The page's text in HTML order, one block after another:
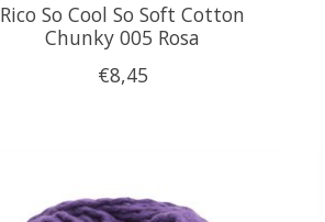
Rico So Cool So Soft Cotton
Chunky 005 Rosa
€8,45